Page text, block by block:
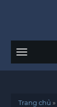
Menu
Trang chủ »